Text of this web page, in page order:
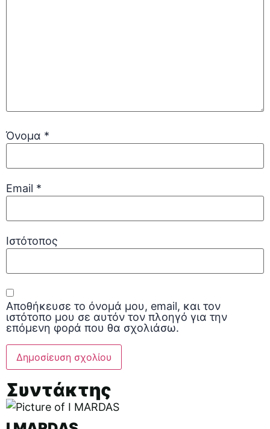
Όνομα *
Email *
Ιστότοπος
Αποθήκευσε το όνομά μου, email, και τον
ιστότοπο μου σε αυτόν τον πλοηγό για την
επόμενη φορά που θα σχολιάσω.
Συντάκτης